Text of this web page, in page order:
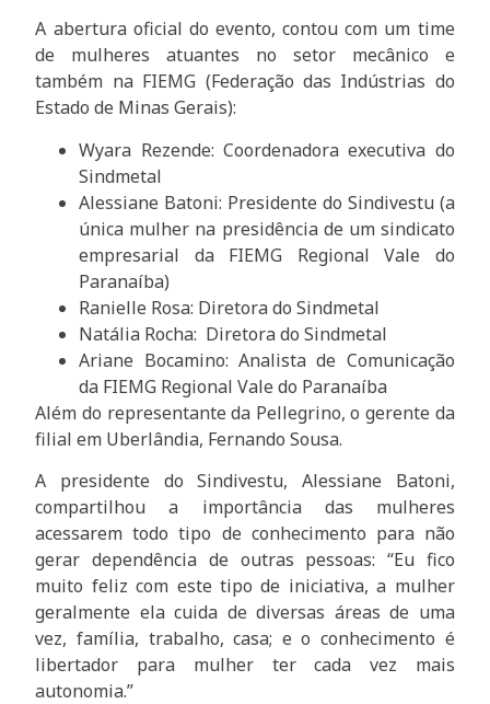
A abertura oficial do evento, contou com um time
de mulheres atuantes no setor mecânico e
também na FIEMG (Federação das Indústrias do
Estado de Minas Gerais):
Wyara Rezende: Coordenadora executiva do
Sindmetal
Alessiane Batoni: Presidente do Sindivestu (a
única mulher na presidência de um sindicato
empresarial da FIEMG Regional Vale do
Paranaíba)
Ranielle Rosa: Diretora do Sindmetal
Natália Rocha: Diretora do Sindmetal
Ariane Bocamino: Analista de Comunicação
da FIEMG Regional Vale do Paranaíba
Além do representante da Pellegrino, o gerente da
filial em Uberlândia, Fernando Sousa.
A presidente do Sindivestu, Alessiane Batoni,
compartilhou a importância das mulheres
acessarem todo tipo de conhecimento para não
gerar dependência de outras pessoas: “Eu fico
muito feliz com este tipo de iniciativa, a mulher
geralmente ela cuida de diversas áreas de uma
vez, família, trabalho, casa; e o conhecimento é
libertador para mulher ter cada vez mais
autonomia.”